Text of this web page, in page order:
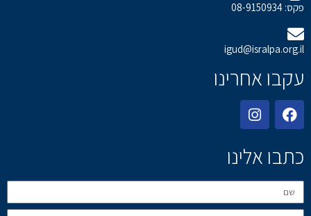
פקס: 08-9150934
igud@isralpa.org.il
עקבו אחרינו
כתבו אלינו